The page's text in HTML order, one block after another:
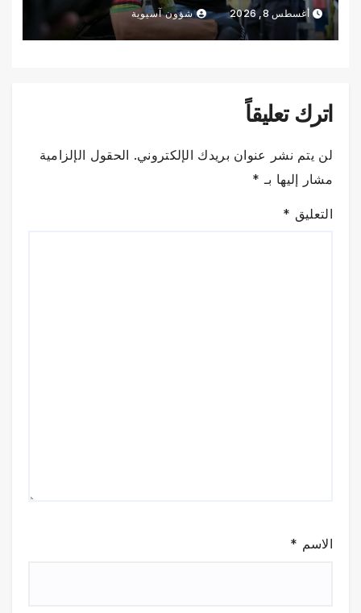
أغسطس 8, 2026 شؤون آسيوية
اترك تعليقاً
لن يتم نشر عنوان بريدك الإلكتروني. الحقول الإلزامية
مشار إليها بـ *
التعليق *
الاسم *